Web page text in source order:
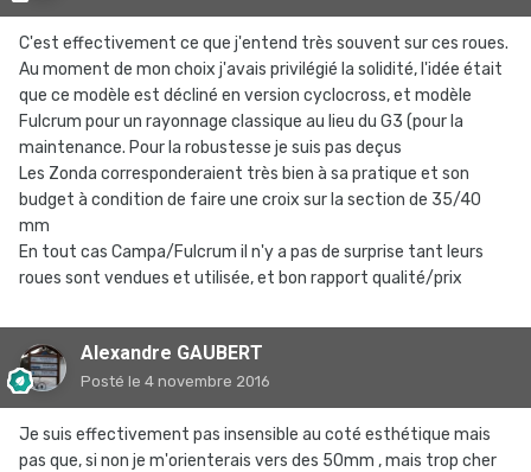
C'est effectivement ce que j'entend très souvent sur ces roues.
Au moment de mon choix j'avais privilégié la solidité, l'idée était
que ce modèle est décliné en version cyclocross, et modèle
Fulcrum pour un rayonnage classique au lieu du G3 (pour la
maintenance. Pour la robustesse je suis pas deçus
Les Zonda corresponderaient très bien à sa pratique et son
budget à condition de faire une croix sur la section de 35/40
mm
En tout cas Campa/Fulcrum il n'y a pas de surprise tant leurs
roues sont vendues et utilisée, et bon rapport qualité/prix
Alexandre GAUBERT
Posté le 4 novembre 2016
Je suis effectivement pas insensible au coté esthétique mais
pas que, si non je m'orienterais vers des 50mm , mais trop cher